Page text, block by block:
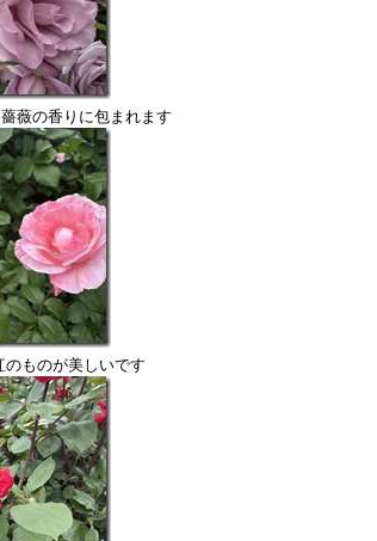
薇の香りに包まれます
のものが美しいです